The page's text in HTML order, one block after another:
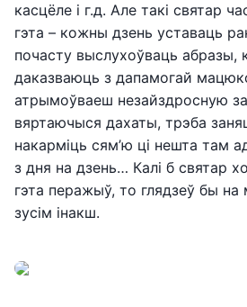
касцёле і г.д. Але такі святар
гэта – кожны дзень уставаць
почасту выслухоўваць абразы,
даказваюць з дапамогай
атрымоўваеш незайздросную
вяртаючыся дахаты, трэба
накарміць сям’ю ці нешта там
з дня на дзень… Калі б святар
гэта перажыў, то глядзеў бы на
зусім інакш.